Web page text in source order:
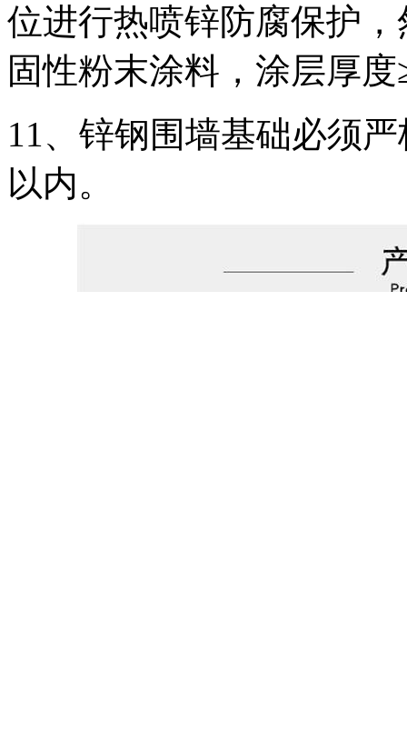
位进行热喷锌防腐保护
固性粉末涂料，涂层厚度
11、锌钢围墙基础必须
以内。